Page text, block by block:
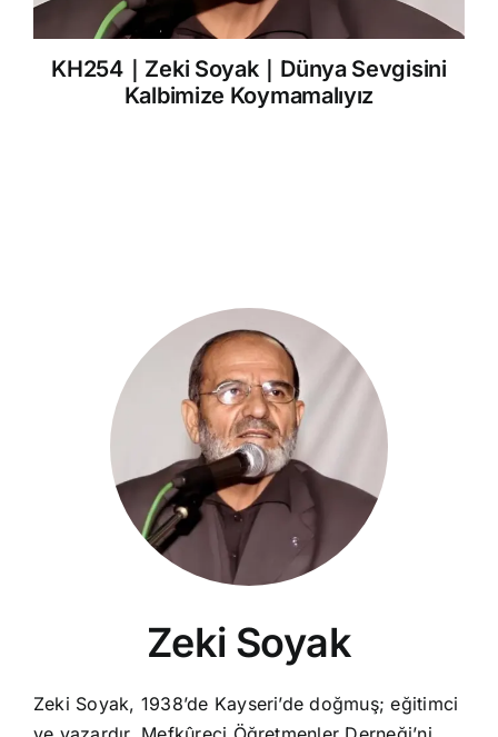
KH254｜Zeki Soyak｜Dünya Sevgisini
Kalbimize Koymamalıyız
Zeki Soyak
Zeki Soyak, 1938’de Kayseri’de doğmuş; eğitimci